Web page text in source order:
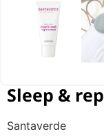
Sleep &
Santaverde